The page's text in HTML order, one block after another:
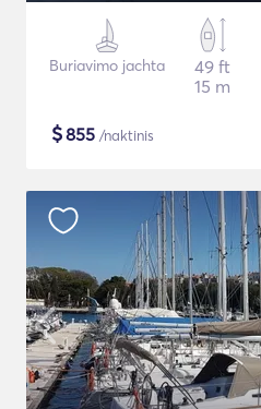
Buriavimo jachta
49 ft
15 m
$855 /naktinis